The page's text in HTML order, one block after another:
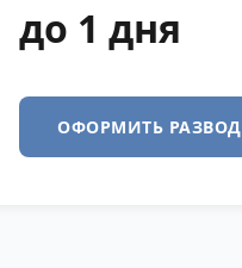
до 1 дня
ОФОРМИТЬ РАЗВОД